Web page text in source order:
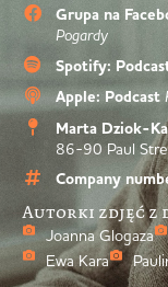
Grupa na
Pogardy
Spotify:
Apple: Podcast
Marta Dziok-
86-90 Paul
Company
Autorki zdjęć z
Joanna Glogaza
Ewa Kara